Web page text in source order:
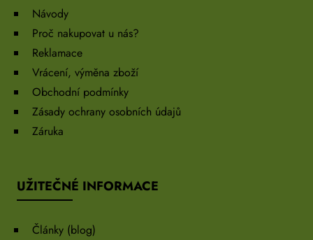
Návody
Proč nakupovat u nás?
Reklamace
Vrácení, výměna zboží
Obchodní podmínky
Zásady ochrany osobních údajů
Záruka
UŽITEČNÉ INFORMACE
Články (blog)